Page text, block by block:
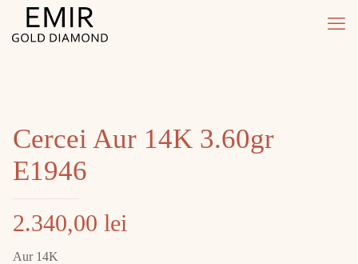
Cercei Aur 14K 3.60gr
E1946
2.340,00 lei
Aur 14K